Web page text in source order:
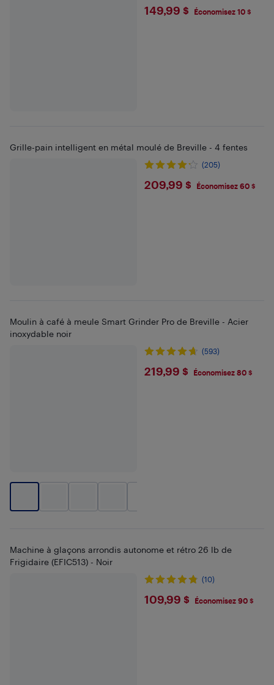
$149.99
149,99 $ Économisez 10 $
Grille-pain intelligent en métal moulé de Breville - 4 fentes
(205)
$209.99
209,99 $ Économisez 60 $
Moulin à café à meule Smart Grinder Pro de Breville - Acier
inoxydable noir
(593)
$219.99
219,99 $ Économisez 80 $
Machine à glaçons arrondis autonome et rétro 26 lb de
Frigidaire (EFIC513) - Noir
(10)
$109.99
109,99 $ Économisez 90 $